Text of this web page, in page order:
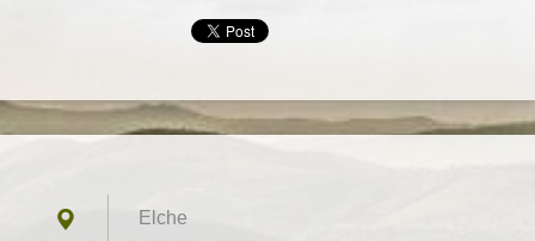
Elche